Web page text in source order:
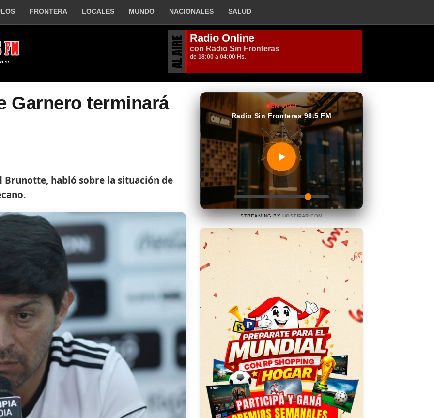
FRONTERA LOCALES MUNDO NACIONALES SALUD
Garnero terminará
habló sobre la situación de
EN VIVO
Radio Sin Fronteras 98.5 FM
STREAMING BY HOSTIPAR.COM